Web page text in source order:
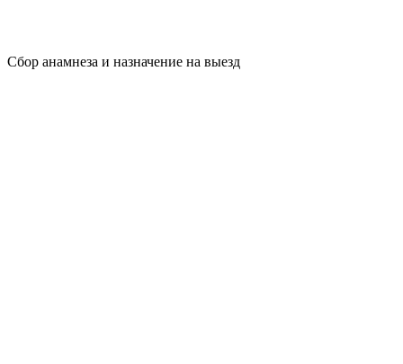
Сбор анамнеза и назначение на выезд